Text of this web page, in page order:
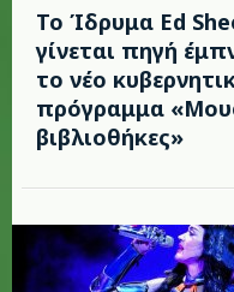
Το Ίδρυμα Ed
γίνεται πηγή
το νέο
πρόγραμμα
βιβλιοθήκες»